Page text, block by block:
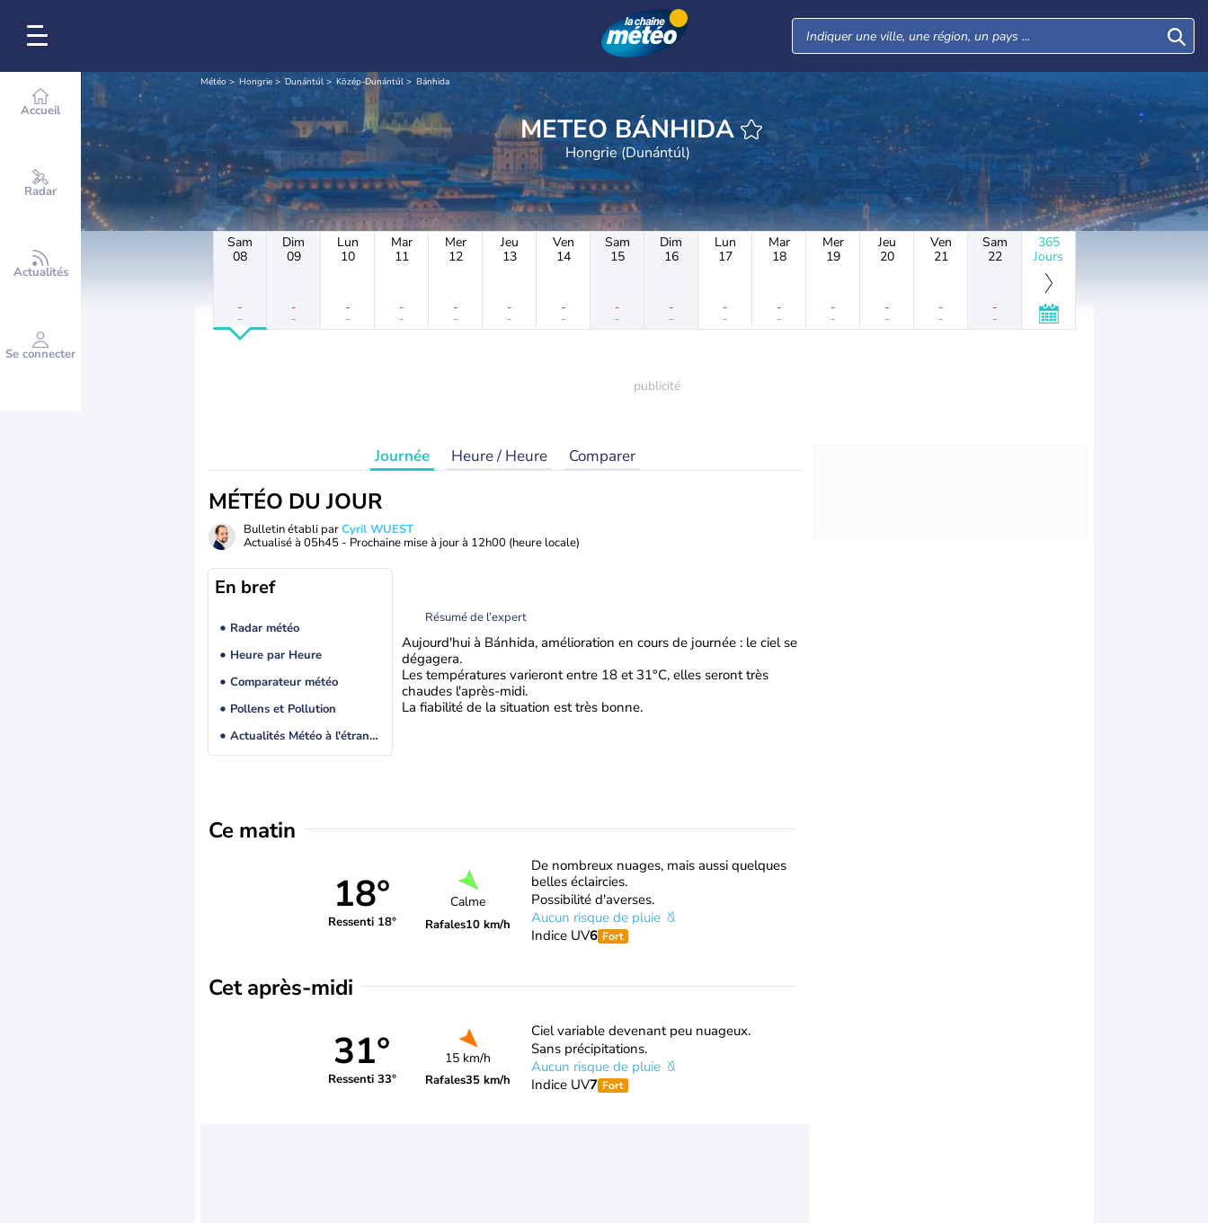
Accueil
Radar
Actualités
Se connecter
Météo Hongrie Dunántúl Közép-Dunántúl Bánhida
METEO BÁNHIDA
Hongrie (Dunántúl)
Sam
08
-
-
Dim
09
-
-
Lun
10
-
-
Mar
11
-
-
Mer
12
-
-
Jeu
13
-
-
Ven
14
-
-
Sam
15
-
-
Dim
16
-
-
Lun
17
-
-
Mar
18
-
-
Mer
19
-
-
Jeu
20
-
-
Ven
21
-
-
Sam
22
-
-
365
Jours
Journée Heure / Heure Comparer
MÉTÉO DU JOUR
Bulletin établi parCyril WUEST
Actualisé à 05h45 - Prochaine mise à jour à 12h00 (heure locale)
En bref
Radar météo
Heure par Heure
Comparateur météo
Pollens et Pollution
Actualités Météo à l'étranger
Résumé de l’expert
Aujourd'hui à Bánhida, amélioration en cours de journée : le ciel se
dégagera.
Les températures varieront entre 18 et 31°C, elles seront très
chaudes l'après-midi.
La fiabilité de la situation est très bonne.
Ce matin
18°
Ressenti 18°
Calme
Rafales10 km/h
De nombreux nuages, mais aussi quelques
belles éclaircies.
Possibilité d'averses.
Aucun risque de pluie
Indice UV6 Fort
Cet après-midi
31°
Ressenti 33°
15 km/h
Rafales35 km/h
Ciel variable devenant peu nuageux.
Sans précipitations.
Aucun risque de pluie
Indice UV7 Fort